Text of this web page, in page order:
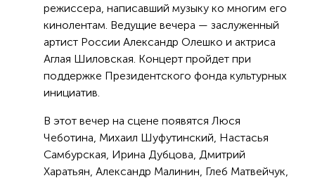
режиссера, написавший музыку ко многим его
кинолентам. Ведущие вечера — заслуженный
артист России Александр Олешко и актриса
Аглая Шиловская. Концерт пройдет при
поддержке Президентского фонда культурных
инициатив.
В этот вечер на сцене появятся Люся
Чеботина, Михаил Шуфутинский, Настасья
Самбурская, Ирина Дубцова, Дмитрий
Харатьян, Александр Малинин, Глеб Матвейчук,